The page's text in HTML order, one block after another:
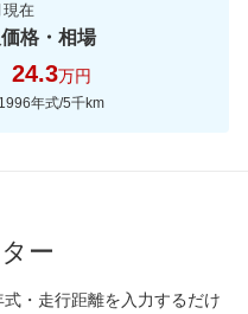
現在
格・相場
24.3万円
1996年式/5千km
ー
・走行距離を入力するだけ